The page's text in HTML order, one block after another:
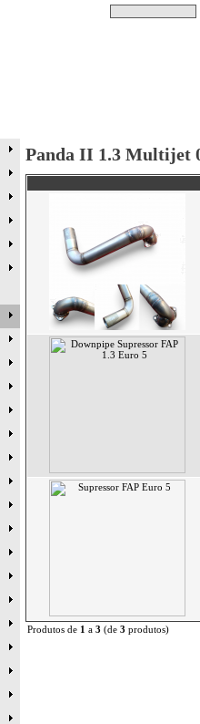
Panda II 1.3 Multijet
Produtos de 1 a 3 (de 3 produtos)